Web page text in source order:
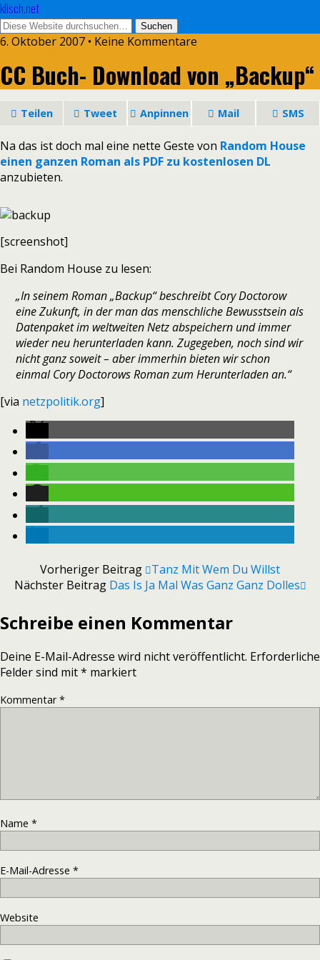
klisch.net
6. Oktober 2007 • Keine Kommentare
CC Buch- Download von „Backup“
Teilen Tweet Anpinnen Mail SMS
Na das ist doch mal eine nette Geste von Random House
einen ganzen Roman als PDF zu kostenlosen DL
anzubieten.
[screenshot]
Bei Random House zu lesen:
„In seinem Roman „Backup“ beschreibt Cory Doctorow
eine Zukunft, in der man das menschliche Bewusstsein als
Datenpaket im weltweiten Netz abspeichern und immer
wieder neu herunterladen kann. Zugegeben, noch sind wir
nicht ganz soweit – aber immerhin bieten wir schon
einmal Cory Doctorows Roman zum Herunterladen an.“
[via netzpolitik.org]
Vorheriger Beitrag
Tanz Mit Wem Du Willst
Nächster Beitrag Das Is Ja Mal Was Ganz Ganz Dolles
Schreibe einen Kommentar
Deine E-Mail-Adresse wird nicht veröffentlicht. Erforderliche
Felder sind mit* markiert
Kommentar*
Name *
E-Mail-Adresse *
Website